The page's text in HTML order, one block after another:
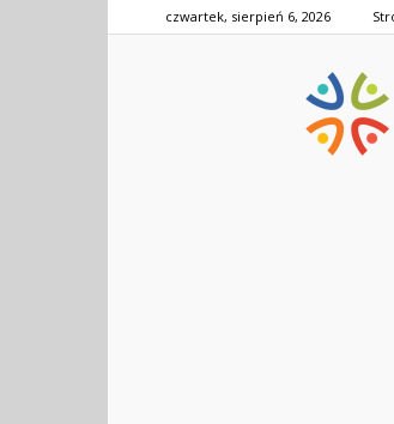
czwartek, sierpień 6, 2026